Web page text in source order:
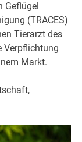
Geflügel
(TRACES)
Tierarzt des
Verpflichtung
Markt.